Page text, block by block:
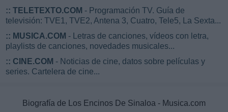
:: TELETEXTO.COM - Programación TV. Guía de
televisión: TVE1, TVE2, Antena 3, Cuatro, Tele5, La Sexta...
:: MUSICA.COM - Letras de canciones, vídeos con letra,
playlists de canciones, novedades musicales...
:: CINE.COM - Noticias de cine, datos sobre películas y
series. Cartelera de cine...
Biografía de Los Encinos De Sinaloa - Musica.com